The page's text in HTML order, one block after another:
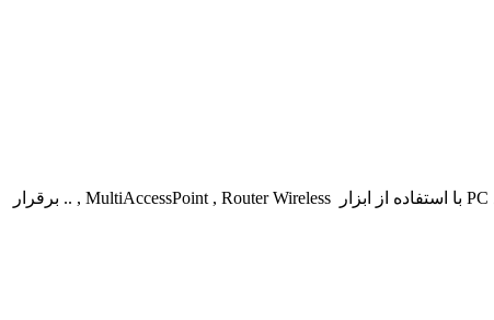
این پروژه از دیگر پروژه های سایت ما می باشد که توسط شبکه کاران ما انجام شده است. در این پروژه سعی شده است که ارتباط بین چند PC با استفاده از ابزار MultiAccessPoint , Router Wireless , .. برقرار